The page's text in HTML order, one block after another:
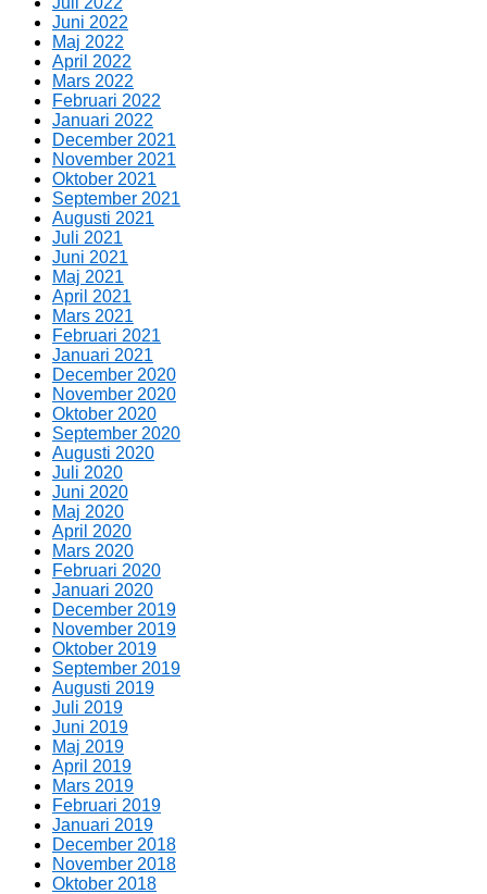
Juni 2022
Maj 2022
April 2022
Mars 2022
Februari 2022
Januari 2022
December 2021
November 2021
Oktober 2021
September 2021
Augusti 2021
Juli 2021
Juni 2021
Maj 2021
April 2021
Mars 2021
Februari 2021
Januari 2021
December 2020
November 2020
Oktober 2020
September 2020
Augusti 2020
Juli 2020
Juni 2020
Maj 2020
April 2020
Mars 2020
Februari 2020
Januari 2020
December 2019
November 2019
Oktober 2019
September 2019
Augusti 2019
Juli 2019
Juni 2019
Maj 2019
April 2019
Mars 2019
Februari 2019
Januari 2019
December 2018
November 2018
Oktober 2018